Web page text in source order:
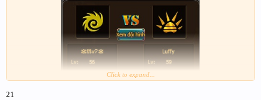
Click to expand...
21